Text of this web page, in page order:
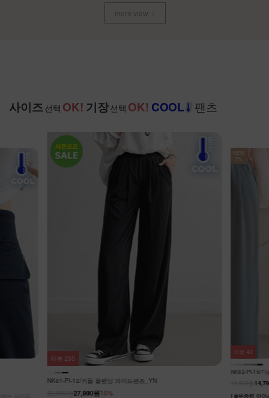
more view
사이즈 선택 OK! 기장선택 OK! COOL 팬츠
NK61-PI-12/커들 올밴딩 와이드팬츠_YN
15%
27,900원
리뷰 235
NEW
7%
NK62-PI-16/디
[ ❄️무중력 아이
리뷰 43